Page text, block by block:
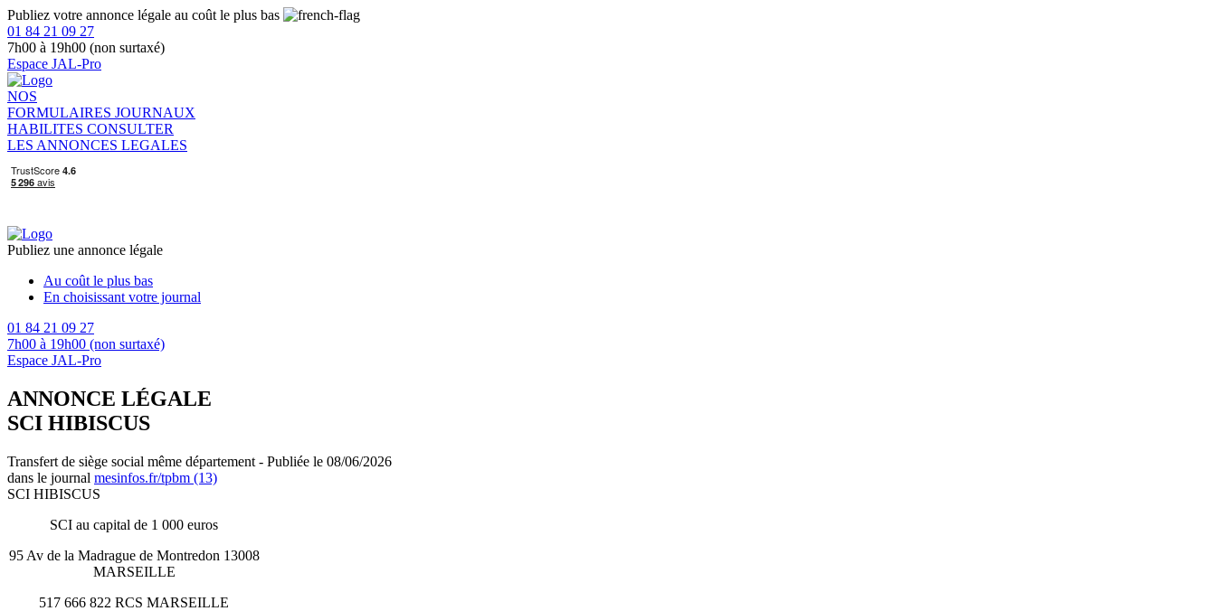
Publiez votre annonce légale au coût le plus bas
01 84 21 09 27
7h00 à 19h00 (non surtaxé)
Espace JAL-Pro
NOS
FORMULAIRES JOURNAUX
HABILITES CONSULTER
LES ANNONCES LEGALES
Publiez une annonce légale
Au coût le plus bas
En choisissant votre journal
01 84 21 09 27
7h00 à 19h00 (non surtaxé)
Espace JAL-Pro
ANNONCE LÉGALE
SCI HIBISCUS
Transfert de siège social même département - Publiée le 08/06/2026
dans le journal mesinfos.fr/tpbm (13)
SCI HIBISCUS
SCI au capital de 1 000 euros
95 Av de la Madrague de Montredon 13008
MARSEILLE
517 666 822 RCS MARSEILLE